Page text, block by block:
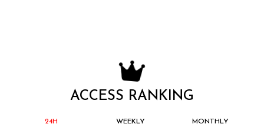
ACCESS RANKING
24H WEEKLY MONTHLY